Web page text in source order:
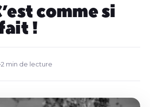
comme si
!
•2 min de lecture